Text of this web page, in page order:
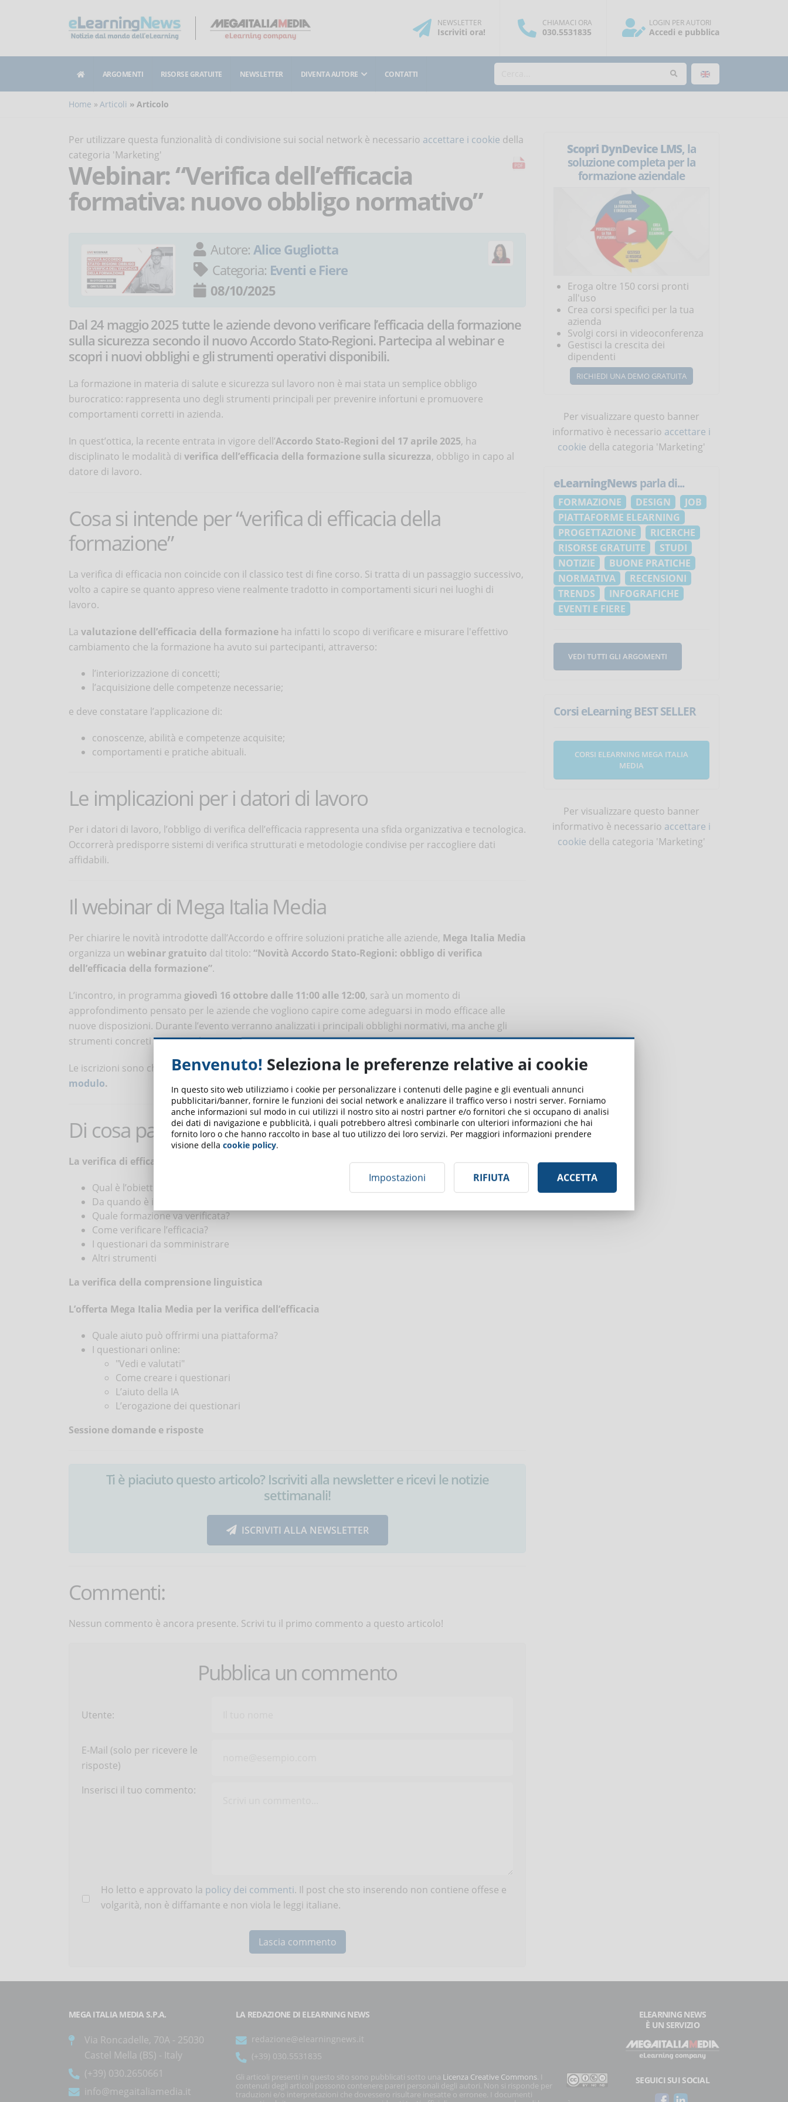
NEWSLETTER
Iscriviti ora!
CHIAMACI ORA
030.5531835
LOGIN PER AUTORI
Accedi e pubblica
ARGOMENTI RISORSE GRATUITE NEWSLETTER DIVENTA AUTORE CONTATTI
Home Articoli Articolo
Per utilizzare questa funzionalità di condivisione sui social network è necessario accettare i cookie della
categoria 'Marketing'
Webinar: “Verifica dell’efficacia
formativa: nuovo obbligo normativo”
Autore:Alice Gugliotta
Categoria: Eventi e Fiere
08/10/2025
Dal 24 maggio 2025 tutte le aziende devono verificare l’efficacia della formazione
sulla sicurezza secondo il nuovo Accordo Stato-Regioni. Partecipa al webinar e
scopri i nuovi obblighi e gli strumenti operativi disponibili.
La formazione in materia di salute e sicurezza sul lavoro non è mai stata un semplice obbligo
burocratico: rappresenta uno degli strumenti principali per prevenire infortuni e promuovere
comportamenti corretti in azienda.
In quest’ottica, la recente entrata in vigore dell’Accordo Stato-Regioni del 17 aprile 2025, ha
disciplinato le modalità di verifica dell’efficacia della formazione sulla sicurezza, obbligo in capo al
datore di lavoro.
Cosa si intende per “verifica di efficacia della
formazione”
La verifica di efficacia non coincide con il classico test di fine corso. Si tratta di un passaggio successivo,
volto a capire se quanto appreso viene realmente tradotto in comportamenti sicuri nei luoghi di
lavoro.
La valutazione dell’efficacia della formazione ha infatti lo scopo di verificare e misurare l'effettivo
cambiamento che la formazione ha avuto sui partecipanti, attraverso:
l’interiorizzazione di concetti;
l’acquisizione delle competenze necessarie;
e deve constatare l’applicazione di:
conoscenze, abilità e competenze acquisite;
comportamenti e pratiche abituali.
Le implicazioni per i datori di lavoro
Per i datori di lavoro, l’obbligo di verifica dell’efficacia rappresenta una sfida organizzativa e tecnologica.
Occorrerà predisporre sistemi di verifica strutturati e metodologie condivise per raccogliere dati
affidabili.
Il webinar di Mega Italia Media
Per chiarire le novità introdotte dall’Accordo e offrire soluzioni pratiche alle aziende, Mega Italia Media
organizza un webinar gratuito dal titolo: “Novità Accordo Stato-Regioni: obbligo di verifica
dell’efficacia della formazione”.
L’incontro, in programma giovedì 16 ottobre dalle 11:00 alle 12:00, sarà un momento di
approfondimento pensato per le aziende che vogliono capire come adeguarsi in modo efficace alle
nuove disposizioni. Durante l’evento verranno analizzati i principali obblighi normativi, ma anche gli
strumenti concreti per attuarli.
Le iscrizioni sono chiuse. Per ricevere la registrazione del webinar visita questa pagina e compila il
modulo.
Di cosa parleremo
La verifica di efficacia della formazione:
Qual è l’obiettivo della verifica?
Da quando è in vigore l’obbligo?
Quale formazione va verificata?
Come verificare l’efficacia?
I questionari da somministrare
Altri strumenti
La verifica della comprensione linguistica
L’offerta Mega Italia Media per la verifica dell’efficacia
Quale aiuto può offrirmi una piattaforma?
I questionari online:
"Vedi e valutati"
Come creare i questionari
L’aiuto della IA
L’erogazione dei questionari
Sessione domande e risposte
Ti è piaciuto questo articolo? Iscriviti alla newsletter e ricevi le notizie
settimanali!
ISCRIVITI ALLA NEWSLETTER
Commenti:
Nessun commento è ancora presente. Scrivi tu il primo commento a questo articolo!
Pubblica un commento
Utente:
E-Mail (solo per ricevere le
risposte)
Inserisci il tuo commento:
Ho letto e approvato la policy dei commenti. Il post che sto inserendo non contiene offese e
volgarità, non è diffamante e non viola le leggi italiane.
Scopri DynDevice LMS, la
soluzione completa per la
formazione aziendale
Eroga oltre 150 corsi pronti
all'uso
Crea corsi specifici per la tua
azienda
Svolgi corsi in videoconferenza
Gestisci la crescita dei
dipendenti
RICHIEDI UNA DEMO GRATUITA
Per visualizzare questo banner
informativo è necessario accettare i
cookie della categoria 'Marketing'
eLearningNews parla di...
FORMAZIONE DESIGN
JOB
PIATTAFORME ELEARNING
PROGETTAZIONE
RICERCHE
RISORSE GRATUITE
STUDI
NOTIZIE
BUONE PRATICHE
NORMATIVA
RECENSIONI
TRENDS
INFOGRAFICHE
EVENTI E FIERE
VEDI TUTTI GLI ARGOMENTI
Corsi eLearning BEST SELLER
CORSI ELEARNING MEGA ITALIA
MEDIA
Per visualizzare questo banner
informativo è necessario accettare i
cookie della categoria 'Marketing'
MEGA ITALIA MEDIA S.P.A.
Via Roncadelle, 70A - 25030
Castel Mella (BS) - Italy
(+39) 030.2650661
info@megaitaliamedia.it
LA REDAZIONE DI ELEARNING NEWS
redazione@elearningnews.it
(+39) 030.5531835
Gli articoli presenti in questo sito sono pubblicati sotto una Licenza Creative Commons
contenuti degli articoli possono contenere pareri personali degli autori. Non si risponde per
traduzioni e/o interpretazioni che dovessero risultare inesatte o erronee. I documenti
ELEARNING NEWS
È UN SERVIZIO
SEGUICI SUI SOCIAL
Benvenuto! Seleziona le preferenze relative ai cookie
In questo sito web utilizziamo i cookie per personalizzare i contenuti delle pagine e gli eventuali annunci
pubblicitari/banner, fornire le funzioni dei social network e analizzare il traffico verso i nostri server. Forniamo
anche informazioni sul modo in cui utilizzi il nostro sito ai nostri partner e/o fornitori che si occupano di analisi
dei dati di navigazione e pubblicità, i quali potrebbero altresì combinarle con ulteriori informazioni che hai
fornito loro o che hanno raccolto in base al tuo utilizzo dei loro servizi. Per maggiori informazioni prendere
visione della cookie policy.
Impostazioni RIFIUTA ACCETTA